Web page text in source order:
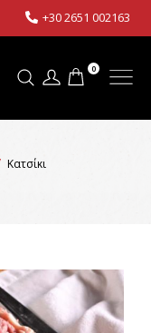
+30 2651 002163
0
Κατσίκι